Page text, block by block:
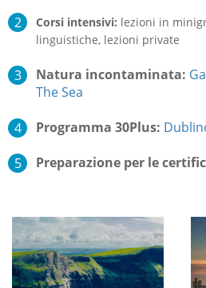
Corsi intensivi: lezioni in
linguistiche, lezioni private
Natura incontaminata:
The Sea
Programma 30Plus:
Preparazione per le